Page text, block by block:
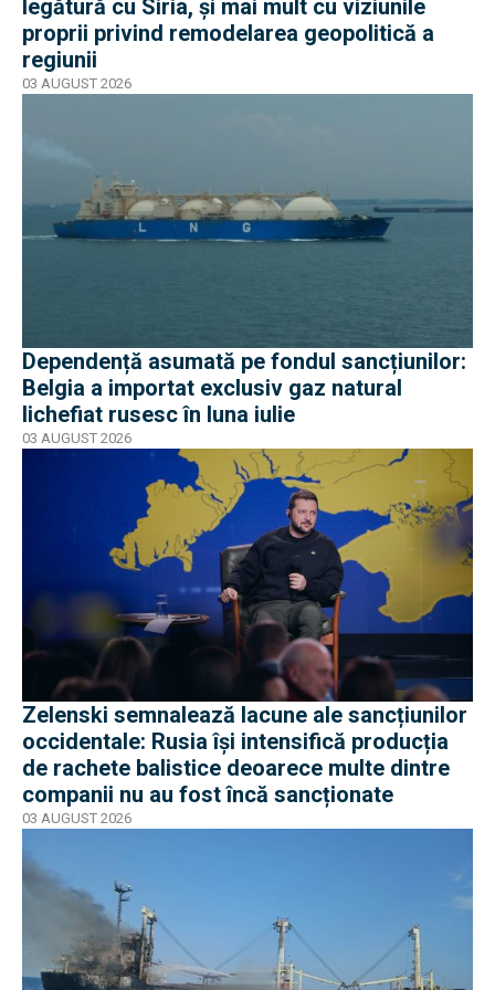
legătură cu Siria, și mai mult cu viziunile
proprii privind remodelarea geopolitică a
regiunii
03 AUGUST 2026
Dependență asumată pe fondul sancțiunilor:
Belgia a importat exclusiv gaz natural
lichefiat rusesc în luna iulie
03 AUGUST 2026
Zelenski semnalează lacune ale sancțiunilor
occidentale: Rusia își intensifică producția
de rachete balistice deoarece multe dintre
companii nu au fost încă sancționate
03 AUGUST 2026